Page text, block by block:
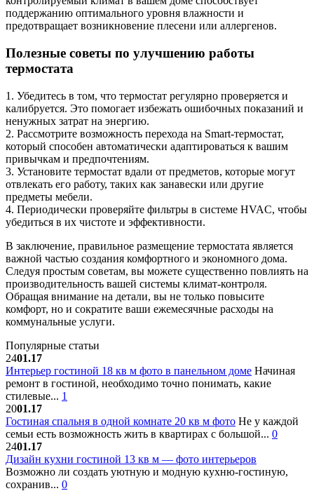
поддержанию оптимального уровня влажности и
предотвращает возникновение плесени или аллергенов.
Полезные советы по улучшению работы
термостата
1. Убедитесь в том, что термостат регулярно проверяется и
калибруется. Это помогает избежать ошибочных показаний и
ненужных затрат на энергию.
2. Рассмотрите возможность перехода на Smart-термостат,
который способен автоматически адаптироваться к вашим
привычкам и предпочтениям.
3. Установите термостат вдали от предметов, которые могут
отвлекать его работу, таких как занавески или другие
предметы мебели.
4. Периодически проверяйте фильтры в системе HVAC, чтобы
убедиться в их чистоте и эффективности.
В заключение, правильное размещение термостата является
важной частью создания комфортного и экономного дома.
Следуя простым советам, вы можете существенно повлиять на
производительность вашей системы климат-контроля.
Обращая внимание на детали, вы не только повысите
комфорт, но и сократите ваши ежемесячные расходы на
коммунальные услуги.
Популярные статьи
2401.17
Интерьер гостиной 18 кв м фото в панельном доме Начиная
ремонт в гостиной, необходимо точно понимать, какие
стилевые... 1
2001.17
Гостиная спальня в одной комнате 20 кв м фото Не у каждой
семьи есть возможность жить в квартирах с большой... 0
2401.17
Дизайн кухни гостиной 13 кв м — фото интерьеров
Возможно ли создать уютную и модную кухню-гостиную,
сохранив... 0